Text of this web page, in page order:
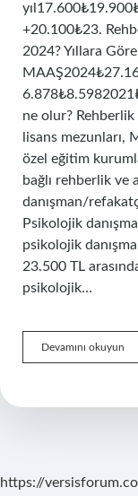
+20.100₺23.
2024? Yıllara
ne olur? Rehberlik
lisans mezunları,
özel eğitim
bağlı rehberlik ve
danışman/
Psikolojik
psikolojik
23.500 TL
psikolojik…
Devamını okuyun
Ne
https://